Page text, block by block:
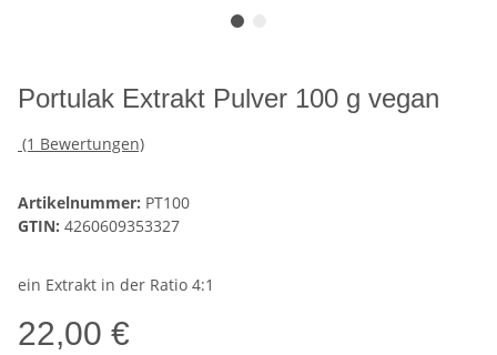
Portulak Extrakt Pulver 100 g vegan
(1 Bewertungen)
Artikelnummer: PT100
GTIN: 4260609353327
ein Extrakt in der Ratio 4:1
22,00 €